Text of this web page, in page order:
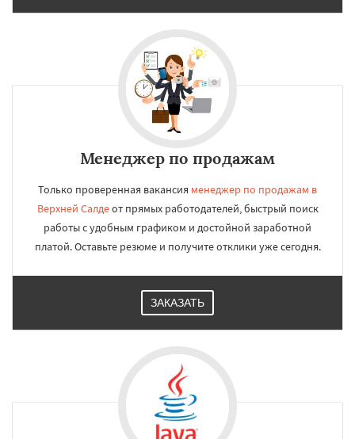
Менеджер по продажам
Только проверенная вакансия менеджер по продажам в
Верхней Салдеот прямых работодателей, быстрый поиск
работы с удобным графиком и достойной заработной
платой. Оставьте резюме и получите отклики уже сегодня.
ЗАКАЗАТЬ